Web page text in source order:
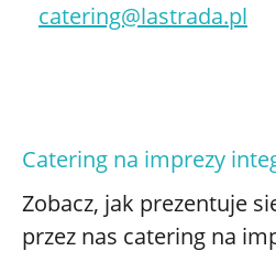
catering@lastrada.pl
Catering na imprezy
Zobacz, jak prezentuje
przez nas catering na